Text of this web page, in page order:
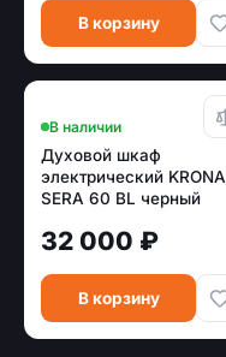
В корзину
В наличии
Духовой шкаф
электрический KRONA
SERA 60 BL черный
32 000 ₽
В корзину